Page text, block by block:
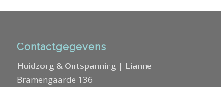
Contactgegevens
Huidzorg & Ontspanning | Lianne
Bramengaarde 136